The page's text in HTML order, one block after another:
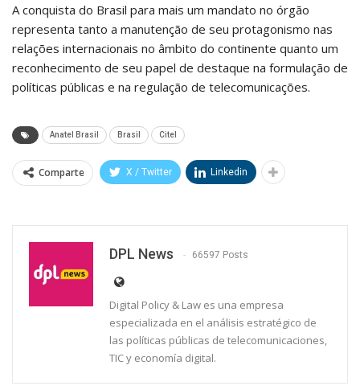
A conquista do Brasil para mais um mandato no órgão
representa tanto a manutenção de seu protagonismo nas
relações internacionais no âmbito do continente quanto um
reconhecimento de seu papel de destaque na formulação de
políticas públicas e na regulação de telecomunicações.
Anatel Brasil Brasil Citel
Comparte X / Twitter Linkedin
DPL News 66597 Posts
Digital Policy & Law es una empresa
especializada en el análisis estratégico de
las políticas públicas de telecomunicaciones,
TIC y economía digital.